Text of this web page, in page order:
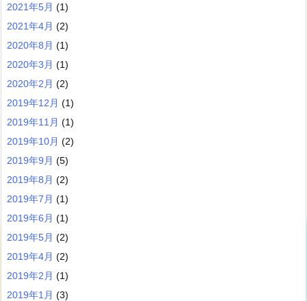
2021年5月 (1)
2021年4月 (2)
2020年8月 (1)
2020年3月 (1)
2020年2月 (2)
2019年12月 (1)
2019年11月 (1)
2019年10月 (2)
2019年9月 (5)
2019年8月 (2)
2019年7月 (1)
2019年6月 (1)
2019年5月 (2)
2019年4月 (2)
2019年2月 (1)
2019年1月 (3)